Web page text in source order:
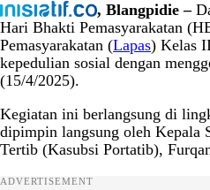
, Blangpidie –
Hari Bhakti Pemasyarakatan
Pemasyarakatan (Lapas) Kelas
kepedulian sosial dengan
(15/4/2025).
Kegiatan ini berlangsung di
dipimpin langsung oleh Kepala
Tertib (Kasubsi Portatib),
ADVERTISEMENT